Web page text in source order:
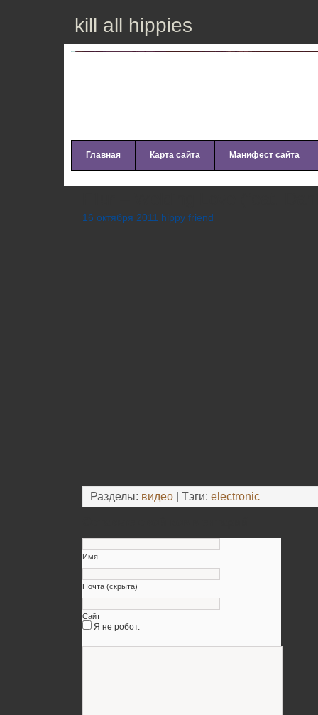
kill all hippies
Главная Карта сайта Манифест сайта
16 октября 2011 hippy friend
Разделы: видео | Тэги: electronic
Имя
Почта (скрыта)
Сайт
Я не робот.